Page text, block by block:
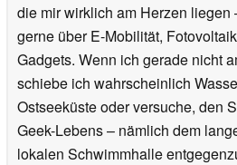
die mir wirklich am Herzen liegen
gerne über E-Mobilität,
Gadgets. Wenn ich gerade nicht
schiebe ich wahrscheinlich
Ostseeküste oder versuche, den
Geek-Lebens – nämlich dem
lokalen Schwimmhalle